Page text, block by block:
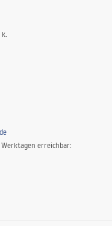
k.
erreichbar: